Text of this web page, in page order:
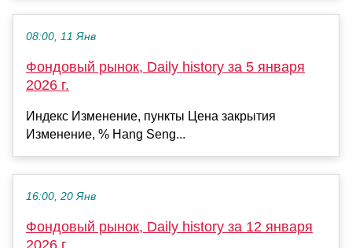
08:00, 11 Янв
Фондовый рынок, Daily history за 5 января
2026 г.
Индекс Изменение, пункты Цена закрытия
Изменение, % Hang Seng...
16:00, 20 Янв
Фондовый рынок, Daily history за 12 января
2026 г.